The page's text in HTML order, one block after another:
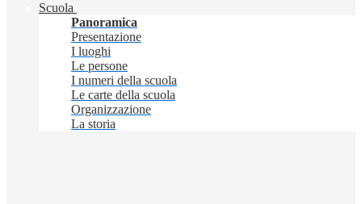
Scuola
Panoramica
Presentazione
I luoghi
Le persone
I numeri della scuola
Le carte della scuola
Organizzazione
La storia